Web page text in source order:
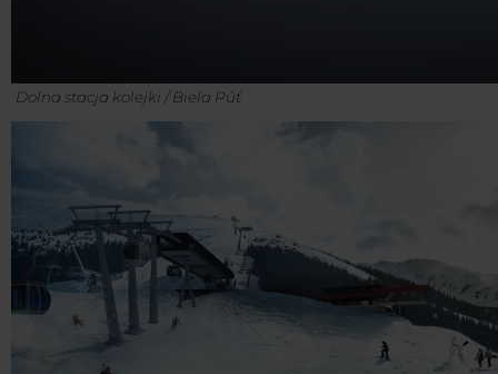
Dolna stacja kolejki / Biela Púť